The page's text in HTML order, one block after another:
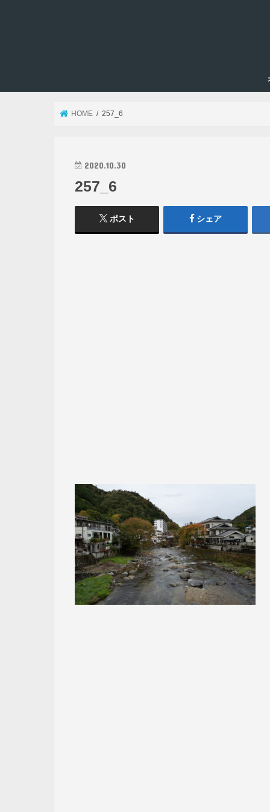
HOME 257_6
2020.10.30
257_6
ポスト シェア